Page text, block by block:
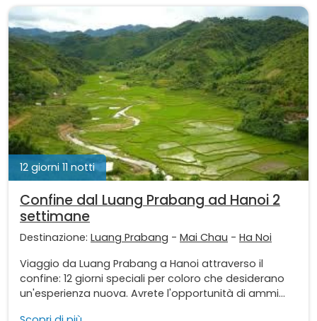
12 giorni 11 notti
Confine dal Luang Prabang ad Hanoi 2
settimane
Destinazione: Luang Prabang - Mai Chau - Ha Noi
Viaggio da Luang Prabang a Hanoi attraverso il
confine: 12 giorni speciali per coloro che desiderano
un'esperienza nuova. Avrete l'opportunità di ammi...